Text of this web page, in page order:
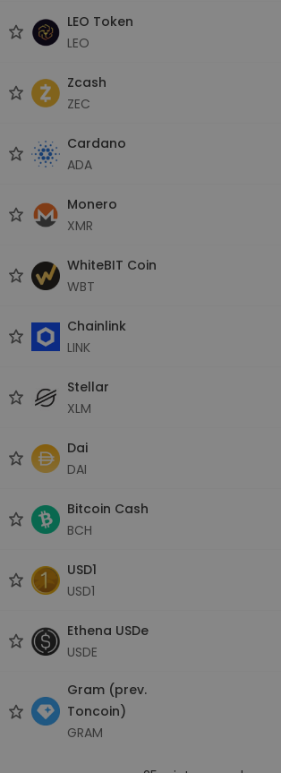
LEO Token
LEO
Zcash
ZEC
Cardano
ADA
Monero
XMR
WhiteBIT Coin
WBT
Chainlink
LINK
Stellar
XLM
Dai
DAI
Bitcoin Cash
BCH
USD1
USD1
Ethena USDe
USDE
Gram (prev.
Toncoin)
GRAM